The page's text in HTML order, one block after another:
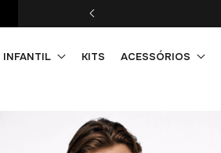
INFANTIL KITS ACESSÓRIOS